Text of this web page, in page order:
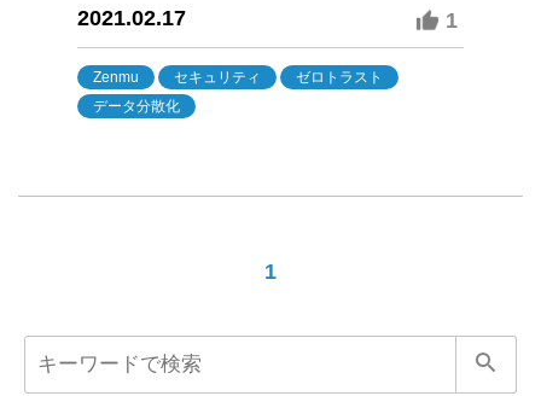
2021.02.17
1
Zenmu セキュリティ
ゼロトラスト
データ分散化
1